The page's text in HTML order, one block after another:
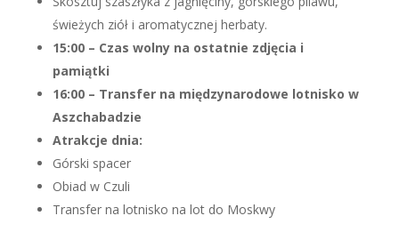
świeżych ziół i aromatycznej herbaty.
15:00 – Czas wolny na ostatnie zdjęcia i
pamiątki
16:00 – Transfer na międzynarodowe lotnisko w
Aszchabadzie
Atrakcje dnia:
Górski spacer
Obiad w Czuli
Transfer na lotnisko na lot do Moskwy